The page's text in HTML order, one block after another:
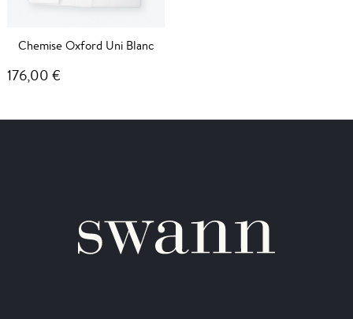
Chemise Oxford Uni Blanc
176,00 €